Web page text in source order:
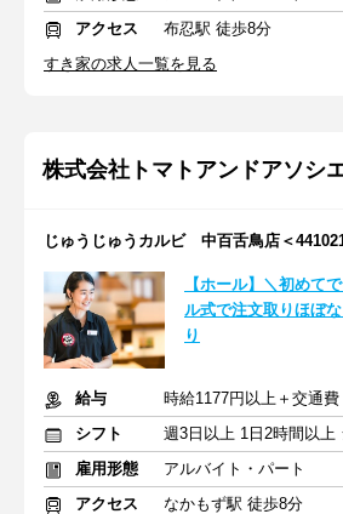
アクセス
布忍駅 徒歩8分
すき家の求人一覧を見る
株式会社トマトアンドアソシ
じゅうじゅうカルビ 中百舌鳥店＜
【ホール】＼初めて
ル式で注文取りほぼ
り
給与
時給1177円以上＋交通費
シフト
雇用形態
アルバイト・パート
アクセス
なかもず駅 徒歩8分